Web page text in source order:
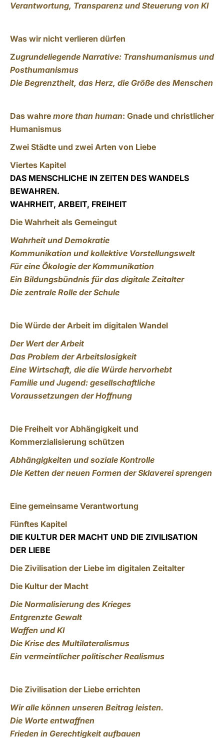
Verantwortung, Transparenz und Steuerung von KI
Was wir nicht verlieren dürfen
Zugrundeliegende Narrative: Transhumanismus und
Posthumanismus
Die Begrenztheit, das Herz, die Größe des Menschen
Das wahre more than human: Gnade und christlicher
Humanismus
Zwei Städte und zwei Arten von Liebe
Viertes Kapitel
DAS MENSCHLICHE IN ZEITEN DES WANDELS
BEWAHREN.
WAHRHEIT, ARBEIT, FREIHEIT
Die Wahrheit als Gemeingut
Wahrheit und Demokratie
Kommunikation und kollektive Vorstellungswelt
Für eine Ökologie der Kommunikation
Ein Bildungsbündnis für das digitale Zeitalter
Die zentrale Rolle der Schule
Die Würde der Arbeit im digitalen Wandel
Der Wert der Arbeit
Das Problem der Arbeitslosigkeit
Eine Wirtschaft, die die Würde hervorhebt
Familie und Jugend: gesellschaftliche
Voraussetzungen der Hoffnung
Die Freiheit vor Abhängigkeit und
Kommerzialisierung schützen
Abhängigkeiten und soziale Kontrolle
Die Ketten der neuen Formen der Sklaverei sprengen
Eine gemeinsame Verantwortung
Fünftes Kapitel
DIE KULTUR DER MACHT UND DIE ZIVILISATION
DER LIEBE
Die Zivilisation der Liebe im digitalen Zeitalter
Die Kultur der Macht
Die Normalisierung des Krieges
Entgrenzte Gewalt
Waffen und KI
Die Krise des Multilateralismus
Ein vermeintlicher politischer Realismus
Die Zivilisation der Liebe errichten
Wir alle können unseren Beitrag leisten.
Die Worte entwaffnen
Frieden in Gerechtigkeit aufbauen